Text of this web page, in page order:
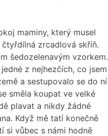
maminy, který musel
zrcadlová skříň.
šedozelenavým vzorkem.
z nejhezčích, co jsem
a sestupovalo se do ní
směla koupat ve velké
plavat a nikdy žádné
Když mě tatí konečně
si vůbec s námi hodně